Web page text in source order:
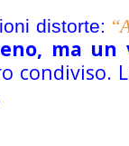
distorte: “
ma un
condiviso.